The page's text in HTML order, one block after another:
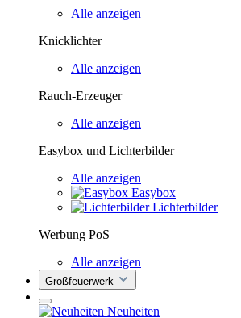
Alle anzeigen
Knicklichter
Alle anzeigen
Rauch-Erzeuger
Alle anzeigen
Easybox und Lichterbilder
Alle anzeigen
Easybox
Lichterbilder
Werbung PoS
Alle anzeigen
Großfeuerwerk
Neuheiten